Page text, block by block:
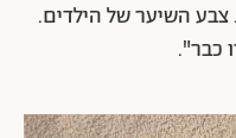
השיער של הילדים.
כבר".